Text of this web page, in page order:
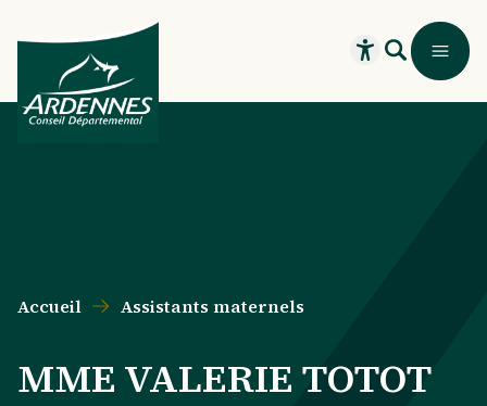
Recherche
Ouvrir leMenu
Accueil Assistants maternels
MME VALERIE TOTOT